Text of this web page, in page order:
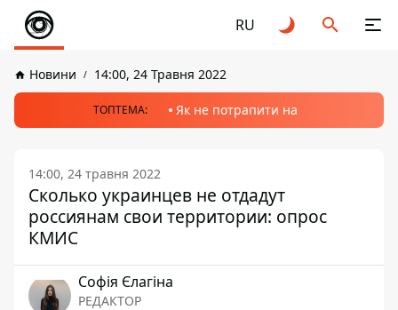
RU
Новини 14:00, 24 Травня 2022
ТОПТЕМА: Як не потрапити на
14:00, 24 травня 2022
Сколько украинцев не отдадут
россиянам свои территории: опрос
КМИС
Софія Єлагіна
РЕДАКТОР